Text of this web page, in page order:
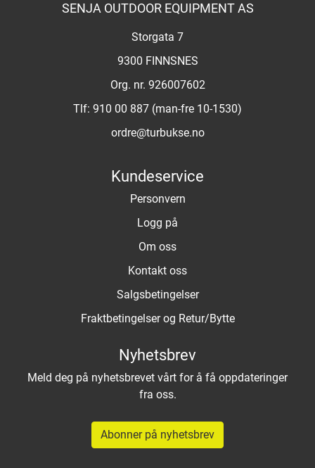
SENJA OUTDOOR EQUIPMENT AS
Storgata 7
9300 FINNSNES
Org. nr. 926007602
Tlf: 910 00 887 (man-fre 10-1530)
ordre@turbukse.no
Kundeservice
Personvern
Logg på
Om oss
Kontakt oss
Salgsbetingelser
Fraktbetingelser og Retur/Bytte
Nyhetsbrev
Meld deg på nyhetsbrevet vårt for å få oppdateringer
fra oss.
Abonner på nyhetsbrev